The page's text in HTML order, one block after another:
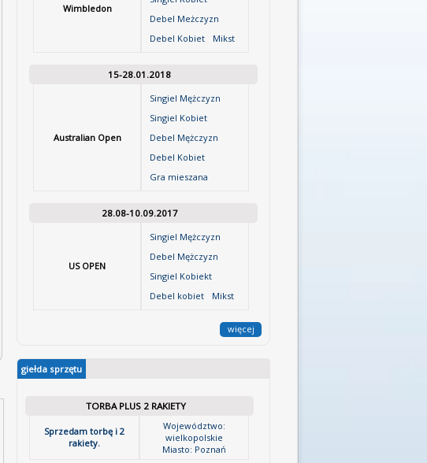
Wimbledon
Debel Meżczyzn
Debel Kobiet
Mikst
15-28.01.2018
Australian Open
Singiel Mężczyzn
Singiel Kobiet
Debel Mężczyzn
Debel Kobiet
Gra mieszana
28.08-10.09.2017
US OPEN
Singiel Mężczyzn
Debel Mężczyzn
Singiel Kobiekt
Debel kobiet
Mikst
więcej
giełda sprzętu
TORBA PLUS 2 RAKIETY
Sprzedam torbę i 2
rakiety.
Województwo:
wielkopolskie
Miasto: Poznań